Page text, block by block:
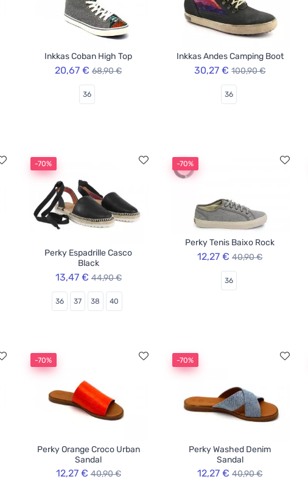
Inkkas Coban High Top
20,67 € 68,90 €
36
Inkkas Andes Camping Boot
30,27 € 100,90 €
36
-70%
Perky Espadrille Casco
Black
13,47 € 44,90 €
36 37 38 40
-70%
Perky Tenis Baixo Rock
12,27 € 40,90 €
36
-70%
Perky Orange Croco Urban
Sandal
12,27 € 40,90 €
-70%
Perky Washed Denim
Sandal
12,27 € 40,90 €